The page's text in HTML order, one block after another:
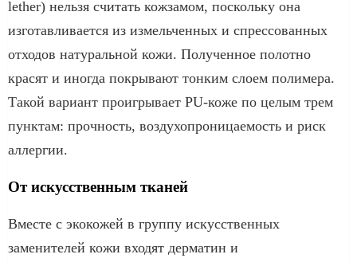
lether) нельзя считать кожзамом, поскольку она
изготавливается из измельченных и спрессованных
отходов натуральной кожи. Полученное полотно
красят и иногда покрывают тонким слоем полимера.
Такой вариант проигрывает PU-коже по целым трем
пунктам: прочность, воздухопроницаемость и риск
аллергии.
От искусственным тканей
Вместе с экокожей в группу искусственных
заменителей кожи входят дерматин и